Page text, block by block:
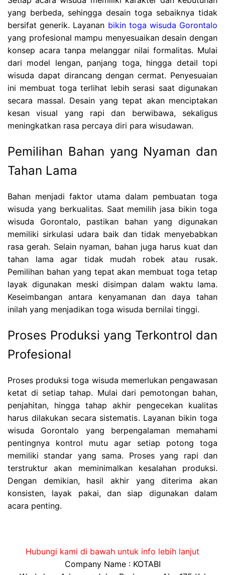
yang berbeda, sehingga desain toga sebaiknya tidak
bersifat generik. Layanan bikin toga wisuda Gorontalo
yang profesional mampu menyesuaikan desain dengan
konsep acara tanpa melanggar nilai formalitas. Mulai
dari model lengan, panjang toga, hingga detail topi
wisuda dapat dirancang dengan cermat. Penyesuaian
ini membuat toga terlihat lebih serasi saat digunakan
secara massal. Desain yang tepat akan menciptakan
kesan visual yang rapi dan berwibawa, sekaligus
meningkatkan rasa percaya diri para wisudawan.
Pemilihan Bahan yang Nyaman dan
Tahan Lama
Bahan menjadi faktor utama dalam pembuatan toga
wisuda yang berkualitas. Saat memilih jasa bikin toga
wisuda Gorontalo, pastikan bahan yang digunakan
memiliki sirkulasi udara baik dan tidak menyebabkan
rasa gerah. Selain nyaman, bahan juga harus kuat dan
tahan lama agar tidak mudah robek atau rusak.
Pemilihan bahan yang tepat akan membuat toga tetap
layak digunakan meski disimpan dalam waktu lama.
Keseimbangan antara kenyamanan dan daya tahan
inilah yang menjadikan toga wisuda bernilai tinggi.
Proses Produksi yang Terkontrol dan
Profesional
Proses produksi toga wisuda memerlukan pengawasan
ketat di setiap tahap. Mulai dari pemotongan bahan,
penjahitan, hingga tahap akhir pengecekan kualitas
harus dilakukan secara sistematis. Layanan bikin toga
wisuda Gorontalo yang berpengalaman memahami
pentingnya kontrol mutu agar setiap potong toga
memiliki standar yang sama. Proses yang rapi dan
terstruktur akan meminimalkan kesalahan produksi.
Dengan demikian, hasil akhir yang diterima akan
konsisten, layak pakai, dan siap digunakan dalam
acara penting.
Hubungi kami di bawah untuk info lebih lanjut
Company Name : KOTABI